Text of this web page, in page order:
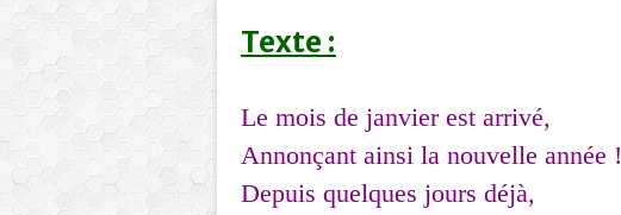
Texte :
Le mois de janvier est arrivé,
Annonçant ainsi la nouvelle année !
Depuis quelques jours déjà,